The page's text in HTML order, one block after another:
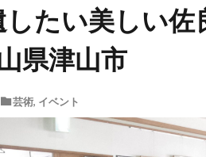
したい美しい
県津山市
芸術, イベント